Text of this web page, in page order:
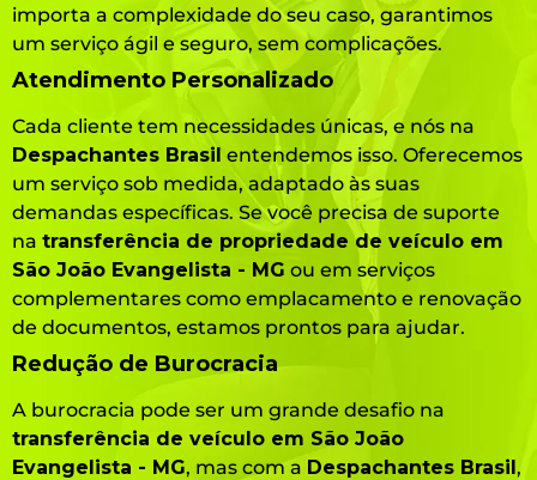
importa a complexidade do seu caso, garantimos
um serviço ágil e seguro, sem complicações.
Atendimento Personalizado
Cada cliente tem necessidades únicas, e nós na
Despachantes Brasil entendemos isso. Oferecemos
um serviço sob medida, adaptado às suas
demandas específicas. Se você precisa de suporte
na transferência de propriedade de veículo em
São João Evangelista - MG ou em serviços
complementares como emplacamento e renovação
de documentos, estamos prontos para ajudar.
Redução de Burocracia
A burocracia pode ser um grande desafio na
transferência de veículo em São João
Evangelista - MG, mas com a Despachantes Brasil,